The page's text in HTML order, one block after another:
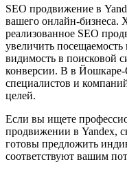
SEO продвижение в
вашего онлайн-бизнеса.
реализованное SEO
увеличить
видимость в поисковой
конверсии. В в
специалистов и
целей.
Если вы ищете
продвижении в Yandex,
готовы предложить
соответствуют вашим